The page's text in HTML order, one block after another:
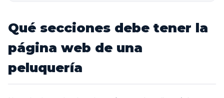
Qué secciones debe tener la
página web de una
peluquería